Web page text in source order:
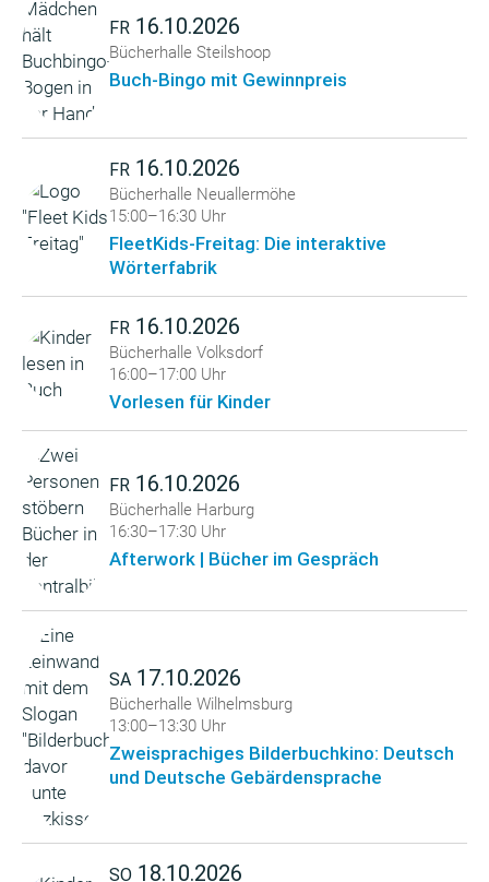
FR 16.10.2026
Bücherhalle Steilshoop
Buch-Bingo mit Gewinnpreis
FR 16.10.2026
Bücherhalle Neuallermöhe
15:00–16:30 Uhr
FleetKids-Freitag: Die interaktive
Wörterfabrik
FR 16.10.2026
Bücherhalle Volksdorf
16:00–17:00 Uhr
Vorlesen für Kinder
FR 16.10.2026
Bücherhalle Harburg
16:30–17:30 Uhr
Afterwork | Bücher im Gespräch
SA 17.10.2026
Bücherhalle Wilhelmsburg
13:00–13:30 Uhr
Zweisprachiges Bilderbuchkino: Deutsch
und Deutsche Gebärdensprache
SO 18.10.2026